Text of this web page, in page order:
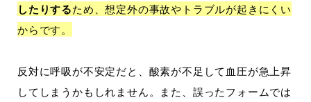
したりするため、想定外の事故やトラブルが起きにくい
からです。
反対に呼吸が不安定だと、酸素が不足して血圧が急上昇
してしまうかもしれません。また、誤ったフォームでは